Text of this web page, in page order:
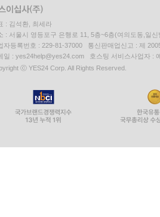
: 김석환, 최세라
: 서울시 영등포구 은행로 11, 5층~6층(여의도동,일신
자등록번호 : 229-81-37000 통신판매업신고 : 제
일 : yes24help@yes24.com 호스팅 서비스사업자 :
ⓒ YES24 Corp. All Rights Reserved.